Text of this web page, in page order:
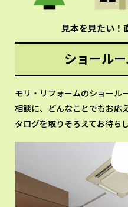
見本を見たい！
ショール
モリ・リフォームのショール
相談に、どんなことでもお応
タログを取りそろえてお待ち